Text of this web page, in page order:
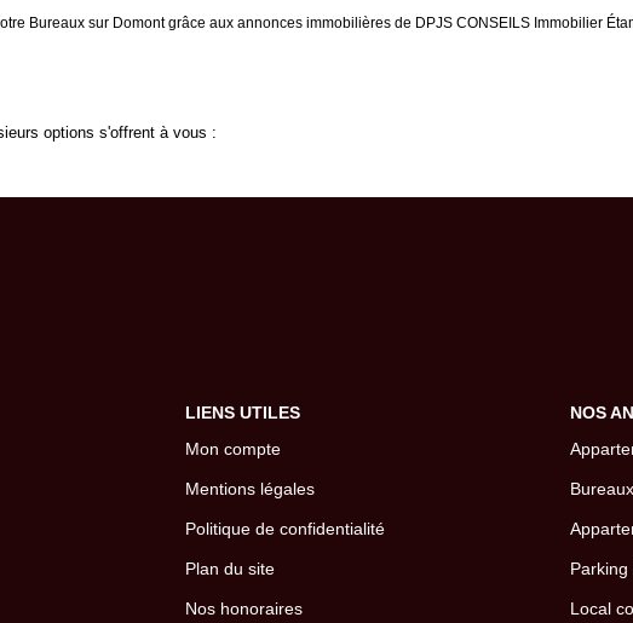
Bureaux sur Domont grâce aux annonces immobilières de DPJS CONSEILS Immobilier
options s'offrent à vous :
LIENS UTILES
Mon compte
Mentions légales
Politique de confidentialité
Plan du site
Nos honoraires
NOS
Local